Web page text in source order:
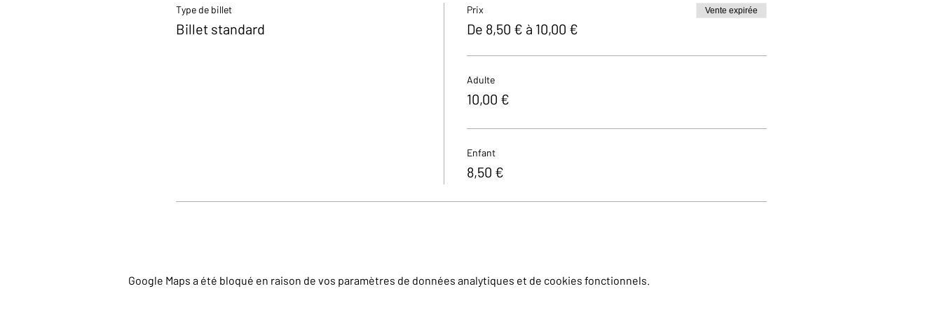
Type de billet
Billet standard
Prix
De 8,50 € à 10,00 €
Vente expirée
Adulte
10,00 €
Enfant
8,50 €
Google Maps a été bloqué en raison de vos paramètres de données analytiques et de cookies fonctionnels.